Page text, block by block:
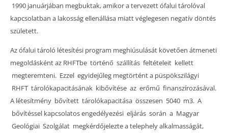
1990 januárjában megbuktak, amikor a tervezett ófalui tárolóval
kapcsolatban a lakosság ellenállása miatt véglegesen negatív döntés
született.
Az ófalui tároló létesítési program meghiúsulását követően átmeneti
megoldásként az RHFTbe történő szállítás feltételeit kellett
megteremteni. Ezzel egyidejűleg megtörtént a püspökszilágyi
RHFT tárolókapacitásának kibővítése az erőmű finanszírozásával.
A létesítmény bővített tárolókapacitása összesen 5040 m3. A
bővítéssel kapcsolatos engedélyezési eljárás során a Magyar
Geológiai Szolgálat megkérdőjelezte a telephely alkalmasságát,